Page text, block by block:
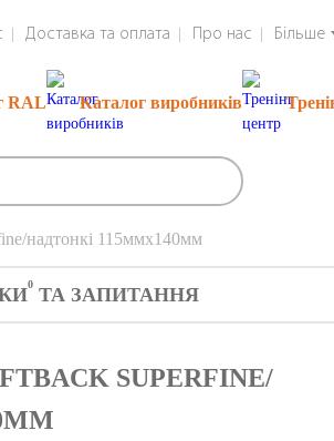
Доставка та оплата Про нас Більше
RAL Каталог виробників
надтонкі 115ммх140мм
0 ТА ЗАПИТАННЯ
SUPERFINE/